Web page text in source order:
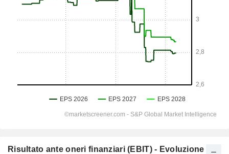
Risultato ante oneri finanziari (EBIT) - Evoluzione